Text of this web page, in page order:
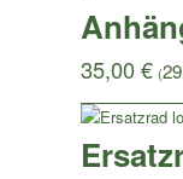
35,00€ (